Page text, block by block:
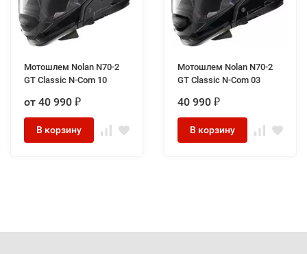
Мотошлем Nolan N70-2
GT Classic N-Com 10
от 40 990 ₽
В корзину
Мотошлем Nolan N70-2
GT Classic N-Com 03
40 990 ₽
В корзину